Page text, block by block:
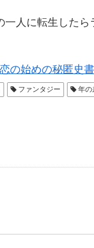
人に転生した
の始めの秘匿史
ファンタジー 年の